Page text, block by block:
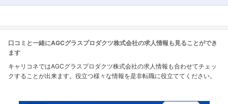
口コミと一緒にAGCグラスプロダクツ株式会社の求人情報も見ることができ
ます
キャリコネではAGCグラスプロダクツ株式会社の求人情報も合わせてチェッ
クすることが出来ます。役立つ様々な情報を是非転職に役立ててください。